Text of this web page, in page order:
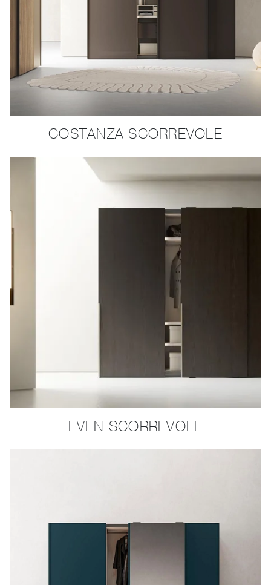
COSTANZA SCORREVOLE
EVEN SCORREVOLE